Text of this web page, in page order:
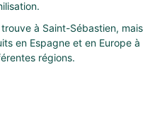
à Saint-Sébastien, mais
en Espagne et en Europe à
régions.